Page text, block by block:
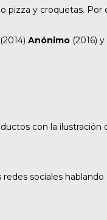
y croquetas.
(2014) Anónimo (2016) y
con la ilustración
sociales hablando